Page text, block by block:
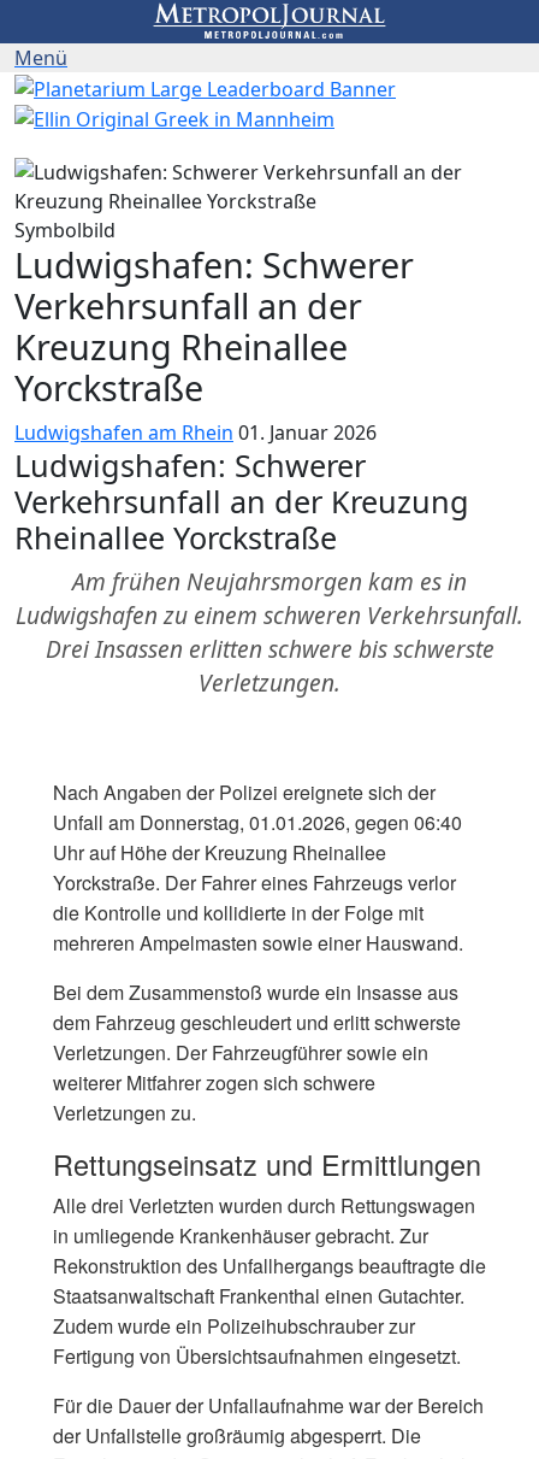
Symbolbild
Ludwigshafen: Schwerer
Verkehrsunfall an der
Kreuzung Rheinallee
Yorckstraße
Ludwigshafen am Rhein 01. Januar 2026
Ludwigshafen: Schwerer
Verkehrsunfall an der Kreuzung
Rheinallee Yorckstraße
Am frühen Neujahrsmorgen kam es in
Ludwigshafen zu einem schweren Verkehrsunfall.
Drei Insassen erlitten schwere bis schwerste
Verletzungen.
Nach Angaben der Polizei ereignete sich der
Unfall am Donnerstag, 01.01.2026, gegen 06:40
Uhr auf Höhe der Kreuzung Rheinallee
Yorckstraße. Der Fahrer eines Fahrzeugs verlor
die Kontrolle und kollidierte in der Folge mit
mehreren Ampelmasten sowie einer Hauswand.
Bei dem Zusammenstoß wurde ein Insasse aus
dem Fahrzeug geschleudert und erlitt schwerste
Verletzungen. Der Fahrzeugführer sowie ein
weiterer Mitfahrer zogen sich schwere
Verletzungen zu.
Rettungseinsatz und Ermittlungen
Alle drei Verletzten wurden durch Rettungswagen
in umliegende Krankenhäuser gebracht. Zur
Rekonstruktion des Unfallhergangs beauftragte die
Staatsanwaltschaft Frankenthal einen Gutachter.
Zudem wurde ein Polizeihubschrauber zur
Fertigung von Übersichtsaufnahmen eingesetzt.
Für die Dauer der Unfallaufnahme war der Bereich
der Unfallstelle großräumig abgesperrt. Die